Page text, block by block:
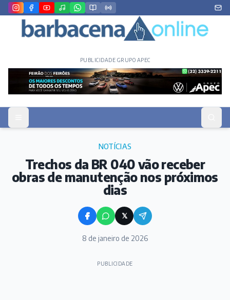
PUBLICIDADE GRUPO APEC
NOTÍCIAS
Trechos da BR 040 vão receber
obras de manutenção nos próximos
dias
𝕏
8 de janeiro de 2026
PUBLICIDADE